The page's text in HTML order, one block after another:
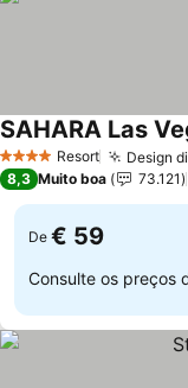
4 EstrelasResort Design
SAHARA Las
8,3 Muito boa 73.121
De € 59
Consulte os preços